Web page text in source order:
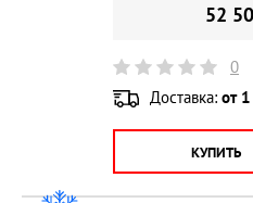
52
0
Доставка: от
КУПИТЬ